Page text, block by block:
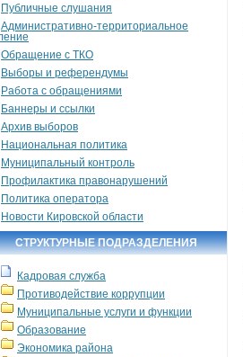
Публичные слушания
Административно-территориальное
Обращение с ТКО
Выборы и референдумы
Работа с обращениями
Баннеры и ссылки
Архив выборов
Национальная политика
Муниципальный контроль
Профилактика правонарушений
Политика оператора
Новости Кировской области
СТРУКТУРНЫЕ ПОДРАЗДЕЛЕНИЯ
Кадровая служба
Противодействие коррупции
Муниципальные услуги и функции
Образование
Экономика района